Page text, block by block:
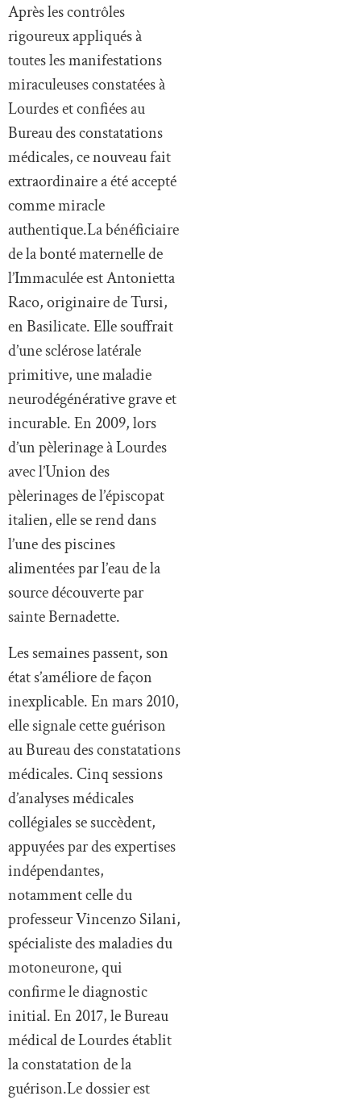
Après les contrôles
rigoureux appliqués à
toutes les manifestations
miraculeuses constatées à
Lourdes et confiées au
Bureau des constatations
médicales, ce nouveau fait
extraordinaire a été accepté
comme miracle
authentique.La bénéficiaire
de la bonté maternelle de
l’Immaculée est Antonietta
Raco, originaire de Tursi,
en Basilicate. Elle souffrait
d’une sclérose latérale
primitive, une maladie
neurodégénérative grave et
incurable. En 2009, lors
d’un pèlerinage à Lourdes
avec l’Union des
pèlerinages de l’épiscopat
italien, elle se rend dans
l’une des piscines
alimentées par l’eau de la
source découverte par
sainte Bernadette.
Les semaines passent, son
état s’améliore de façon
inexplicable. En mars 2010,
elle signale cette guérison
au Bureau des constatations
médicales. Cinq sessions
d’analyses médicales
collégiales se succèdent,
appuyées par des expertises
indépendantes,
notamment celle du
professeur Vincenzo Silani,
spécialiste des maladies du
motoneurone, qui
confirme le diagnostic
initial. En 2017, le Bureau
médical de Lourdes établit
la constatation de la
guérison.Le dossier est